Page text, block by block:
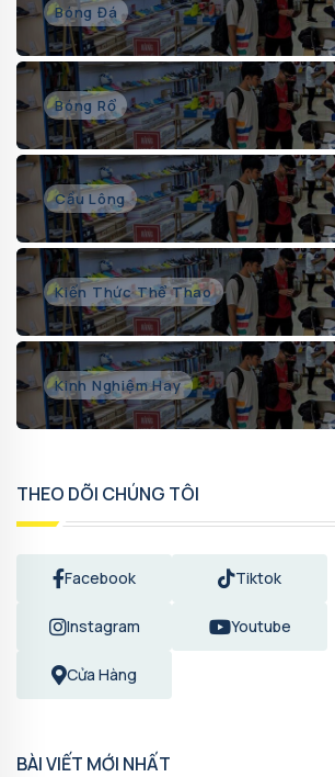
Bóng Đá
Bóng Rổ
Cầu Lông
Kiến Thức Thể Thao
Kinh Nghiệm Hay
THEO DÕI CHÚNG TÔI
Facebook Tiktok
Instagram Youtube
Cửa Hàng
BÀI VIẾT MỚI NHẤT